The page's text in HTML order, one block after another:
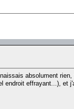
absolument
endroit effrayant...), et